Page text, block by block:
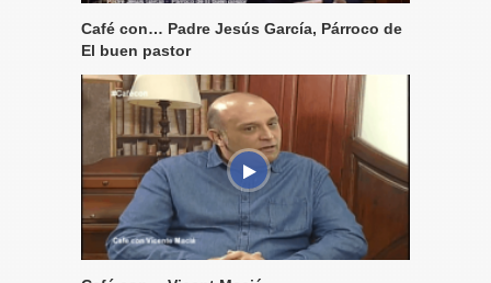
Café con… Padre Jesús García, Párroco de
El buen pastor